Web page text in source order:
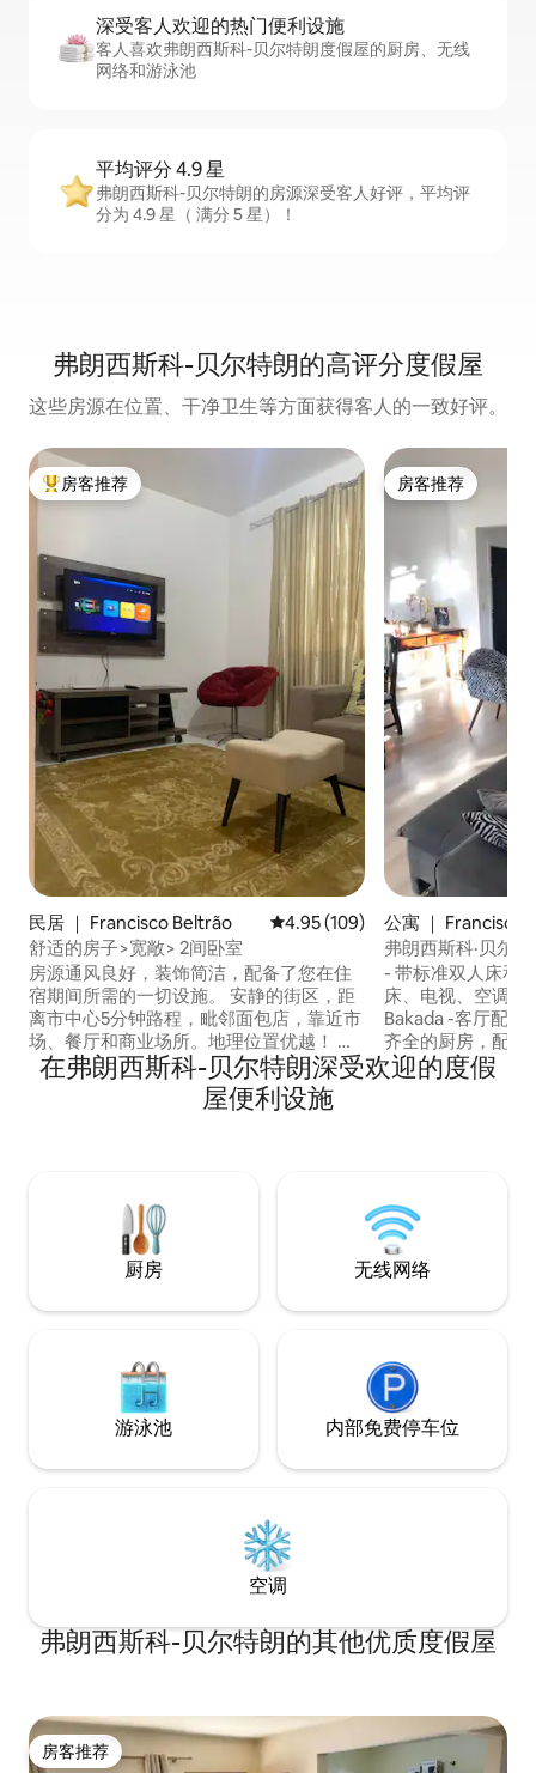
深受客人欢迎的热门便利设施
客人喜欢弗朗西斯科-贝尔特朗度假屋的厨房、无线
网络和游泳池
平均评分 4.9 星
弗朗西斯科-贝尔特朗的房源深受客人好评，平均评
分为 4.9 星（ 满分 5 星）！
弗朗西斯科-贝尔特朗的高评分度假屋
这些房源在位置、干净卫生等方面获得客人的一致好评。
热门「房客推荐」
房客推荐
民居 ｜ Francisco Beltrão 平均评分 4.95 分（满分 5 分），
4.95 (109)
舒适的房子>宽敞> 2间卧室
房源通风良好，装饰简洁，配备了您在住
宿期间所需的一切设施。 安静的街区，距
离市中心5分钟路程，毗邻面包店，靠近市
场、餐厅和商业场所。地理位置优越！ 它
提供带空调的套房、500 MB互联网和带
Amazon Fire TV Stick的电视，可通过应用
程序访问YouTube、Netflix、Prime
房客推荐
房客推荐
公寓 ｜ Francisco
弗朗西斯科·贝尔
Beltrão）公寓 - 巴
- 带标准双人床和
床、电视、空调和
Bakada -客厅配有
齐全的厨房，配有
微波炉、三明治、
陶瓷餐具和餐具 -
在弗朗西斯科-贝尔特朗深受欢迎的度假
屋便利设施
厨房 无线网络
游泳池 内部免费停车位
空调
弗朗西斯科-贝尔特朗的其他优质度假屋
房客推荐
房客推荐